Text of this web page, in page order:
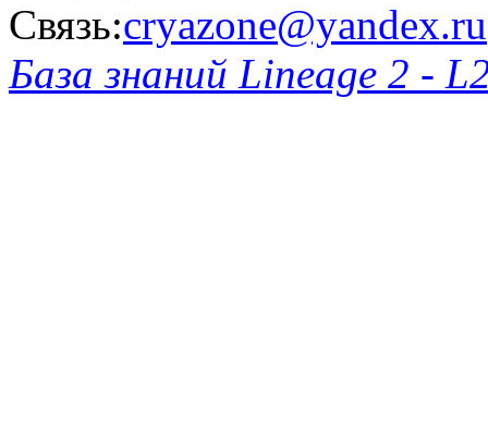
Связь:cryazone@yandex.ru
База знаний Lineage 2 -